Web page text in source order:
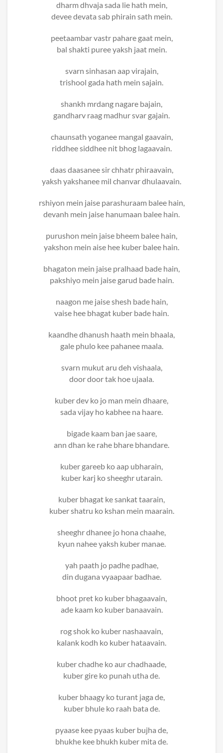
dharm dhvaja sada lie hath mein,
devee devata sab phirain sath mein.
peetaambar vastr pahare gaat mein,
bal shakti puree yaksh jaat mein.
svarn sinhasan aap virajain,
trishool gada hath mein sajain.
shankh mrdang nagare bajain,
gandharv raag madhur svar gajain.
chaunsath yoganee mangal gaavain,
riddhee siddhee nit bhog lagaavain.
daas daasanee sir chhatr phiraavain,
yaksh yakshanee mil chanvar dhulaavain.
rshiyon mein jaise parashuraam balee hain,
devanh mein jaise hanumaan balee hain.
purushon mein jaise bheem balee hain,
yakshon mein aise hee kuber balee hain.
bhagaton mein jaise pralhaad bade hain,
pakshiyo mein jaise garud bade hain.
naagon me jaise shesh bade hain,
vaise hee bhagat kuber bade hain.
kaandhe dhanush haath mein bhaala,
gale phulo kee pahanee maala.
svarn mukut aru deh vishaala,
door door tak hoe ujaala.
kuber dev ko jo man mein dhaare,
sada vijay ho kabhee na haare.
bigade kaam ban jae saare,
ann dhan ke rahe bhare bhandare.
kuber gareeb ko aap ubharain,
kuber karj ko sheeghr utarain.
kuber bhagat ke sankat taarain,
kuber shatru ko kshan mein maarain.
sheeghr dhanee jo hona chaahe,
kyun nahee yaksh kuber manae.
yah paath jo padhe padhae,
din dugana vyaapaar badhae.
bhoot pret ko kuber bhagaavain,
ade kaam ko kuber banaavain.
rog shok ko kuber nashaavain,
kalank kodh ko kuber hataavain.
kuber chadhe ko aur chadhaade,
kuber gire ko punah utha de.
kuber bhaagy ko turant jaga de,
kuber bhule ko raah bata de.
pyaase kee pyaas kuber bujha de,
bhukhe kee bhukh kuber mita de.